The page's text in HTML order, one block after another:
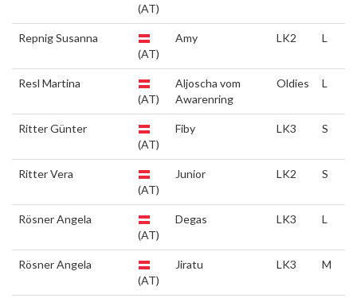
(AT)
Repnig Susanna
(AT)
Amy LK2 L
Resl Martina
(AT)
Aljoscha vom
Awarenring
Oldies L
Ritter Günter
(AT)
Fiby LK3 S
Ritter Vera
(AT)
Junior LK2 S
Rösner Angela
(AT)
Degas LK3 L
Rösner Angela
(AT)
Jiratu LK3 M